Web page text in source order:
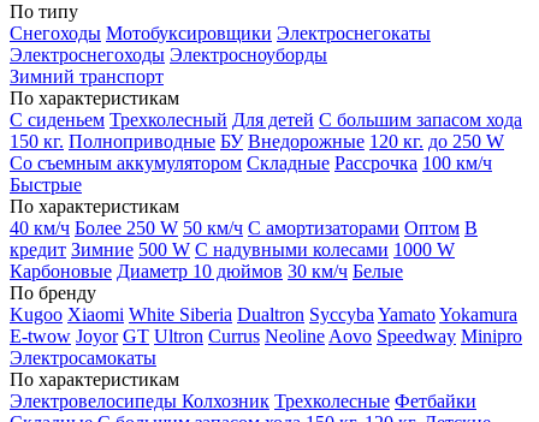
По типу
Снегоходы Мотобуксировщики Электроснегокаты
Электроснегоходы Электросноуборды
Зимний транспорт
По характеристикам
С сиденьем Трехколесный Для детей С большим запасом хода
150 кг. Полноприводные БУ Внедорожные 120 кг. до 250 W
Со съемным аккумулятором Складные Рассрочка 100 км/ч
Быстрые
По характеристикам
40 км/ч Более 250 W 50 км/ч С амортизаторами Оптом В
кредит Зимние 500 W С надувными колесами 1000 W
Карбоновые Диаметр 10 дюймов 30 км/ч Белые
По бренду
Kugoo Xiaomi White Siberia Dualtron Syccyba YamatoYokamura
E-twow Joyor GT Ultron Currus Neoline Aovo Speedway Minipro
Электросамокаты
По характеристикам
Электровелосипеды Колхозник Трехколесные Фетбайки